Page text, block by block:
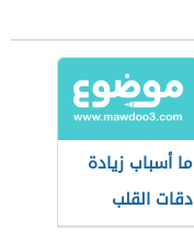
ما أسباب زيادة
دقات القلب